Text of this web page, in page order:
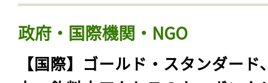
政府・国際機関・NGO
【国際】ゴールド・スタンダード